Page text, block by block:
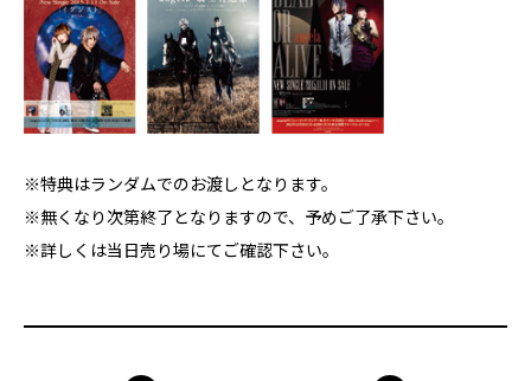
※特典はランダムでのお渡しとなります。
※無くなり次第終了となりますので、予めご了承下さい。
※詳しくは当日売り場にてご確認下さい。